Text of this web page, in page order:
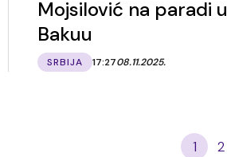
Mojsilović na paradi u
Bakuu
SRBIJA 17:2708.11.2025.
1 2